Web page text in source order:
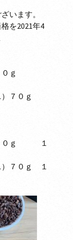
います。
を2021年4
）７０ｇ
ニ）７０ｇ
７０ｇ １
）７０ｇ １